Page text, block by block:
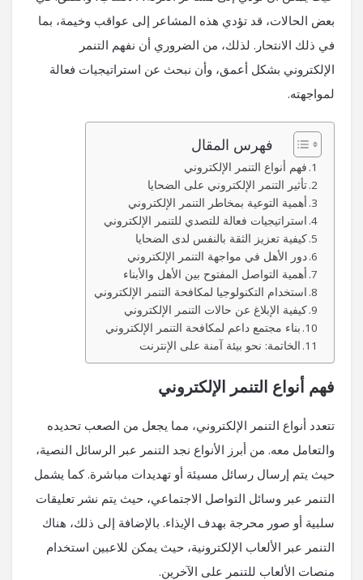
بعض الحالات، قد تؤدي هذه المشاعر إلى عواقب وخيمة، بما
في ذلك الانتحار. لذلك، من الضروري أن نفهم التنمر
الإلكتروني بشكل أعمق، وأن نبحث عن استراتيجيات فعالة
لمواجهته.
فهرس المقال
فهم أنواع التنمر الإلكتروني
تأثير التنمر الإلكتروني على الضحايا
أهمية التوعية بمخاطر التنمر الإلكتروني
استراتيجيات فعالة للتصدي للتنمر الإلكتروني
كيفية تعزيز الثقة بالنفس لدى الضحايا
دور الأهل في مواجهة التنمر الإلكتروني
أهمية التواصل المفتوح بين الأهل والأبناء
استخدام التكنولوجيا لمكافحة التنمر الإلكتروني
كيفية الإبلاغ عن حالات التنمر الإلكتروني
بناء مجتمع داعم لمكافحة التنمر الإلكتروني
الخاتمة: نحو بيئة آمنة على الإنترنت
فهم أنواع التنمر الإلكتروني
تتعدد أنواع التنمر الإلكتروني، مما يجعل من الصعب تحديده
والتعامل معه. من أبرز الأنواع نجد التنمر عبر الرسائل النصية،
حيث يتم إرسال رسائل مسيئة أو تهديدات مباشرة. كما يشمل
التنمر عبر وسائل التواصل الاجتماعي، حيث يتم نشر تعليقات
سلبية أو صور محرجة بهدف الإيذاء. بالإضافة إلى ذلك، هناك
التنمر عبر الألعاب الإلكترونية، حيث يمكن للاعبين استخدام
منصات الألعاب للتنمر على الآخرين.